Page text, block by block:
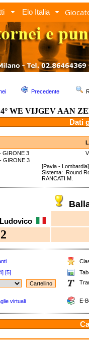
Elo Italia
Precedente
4° WE VIJGEV AAN
Dati
GIRONE 3
- GIRONE 3
[Pavia - Lombardia]
Sistema: Round
RANCATI M.
2
[5]
virtuali E-